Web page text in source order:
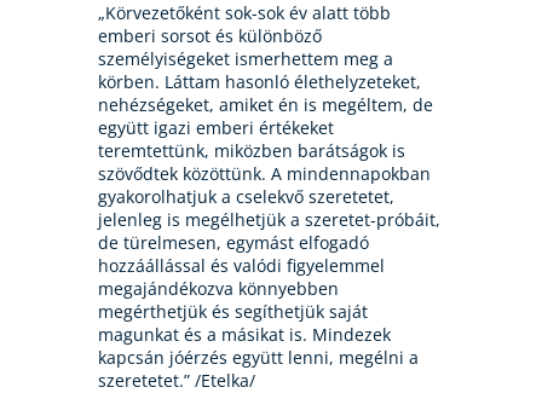
„Körvezetőként sok-sok év alatt több
emberi sorsot és különböző
személyiségeket ismerhettem meg a
körben. Láttam hasonló élethelyzeteket,
nehézségeket, amiket én is megéltem, de
együtt igazi emberi értékeket
teremtettünk, miközben barátságok is
szövődtek közöttünk. A mindennapokban
gyakorolhatjuk a cselekvő szeretetet,
jelenleg is megélhetjük a szeretet-próbáit,
de türelmesen, egymást elfogadó
hozzáállással és valódi figyelemmel
megajándékozva könnyebben
megérthetjük és segíthetjük saját
magunkat és a másikat is. Mindezek
kapcsán jóérzés együtt lenni, megélni a
szeretetet.” /Etelka/